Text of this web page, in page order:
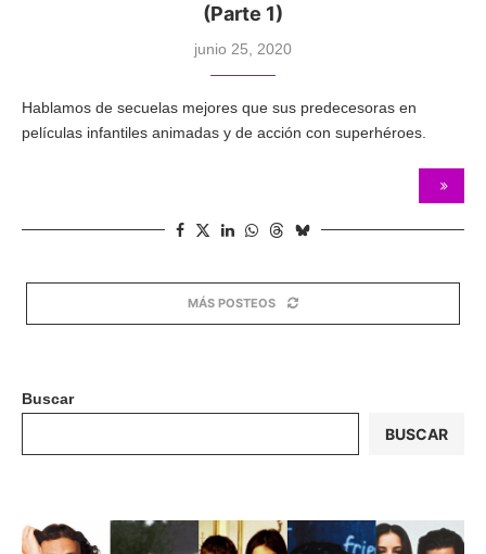
(Parte 1)
junio 25, 2020
Hablamos de secuelas mejores que sus predecesoras en
películas infantiles animadas y de acción con superhéroes.
MÁS POSTEOS
Buscar
BUSCAR